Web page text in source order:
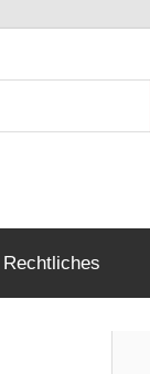
Rechtliches